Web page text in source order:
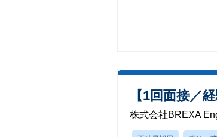
【1回面接／
株式会社BREXA